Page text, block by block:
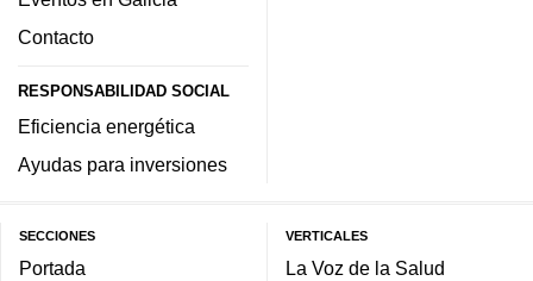
Contacto
RESPONSABILIDAD SOCIAL
Eficiencia energética
Ayudas para inversiones
SECCIONES
Portada
VERTICALES
La Voz de la Salud